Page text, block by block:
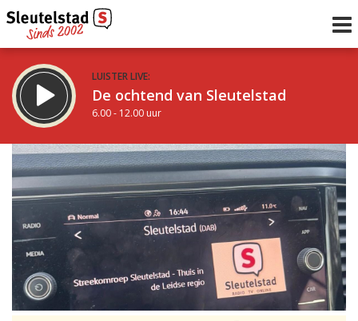
LUISTER LIVE:
De ochtend van Sleutelstad
6.00 - 12.00 uur
STRAKS:
De middag van Sleutelstad
12.00 - 19.00 uur
Vorig uur
uur 1 van 0 Volgend uur